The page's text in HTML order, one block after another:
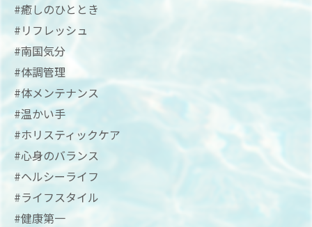
#癒しのひととき
#リフレッシュ
#南国気分
#体調管理
#体メンテナンス
#温かい手
#ホリスティックケア
#心身のバランス
#ヘルシーライフ
#ライフスタイル
#健康第一